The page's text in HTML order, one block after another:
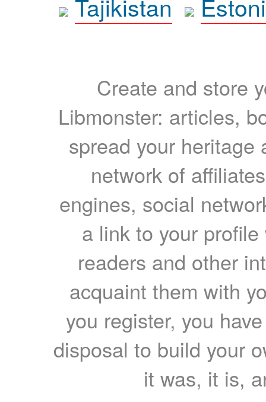
Create and store
Libmonster: articles,
spread your heritage
network of
engines, social
a link to your
readers and other
acquaint them with
you register, you
disposal to build your
it was, it is,